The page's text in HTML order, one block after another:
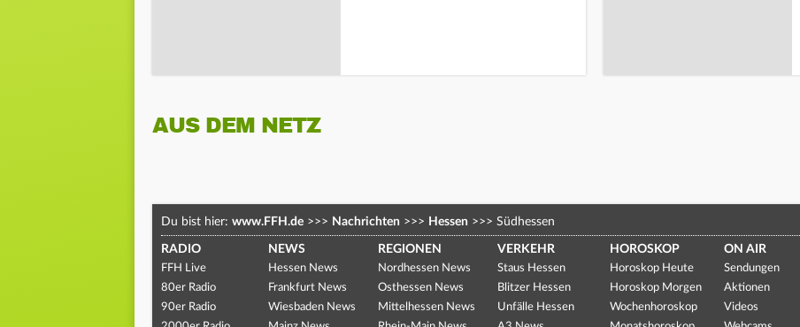
AUS DEM NETZ
Du bist hier: www.FFH.de >>> Nachrichten >>> Hessen >>> Südhessen
RADIO
FFH Live
80er Radio
90er Radio
NEWS
Hessen News
Frankfurt News
Wiesbaden News
REGIONEN
Nordhessen News
Osthessen News
Mittelhessen News
VERKEHR
Staus Hessen
Blitzer Hessen
Unfälle Hessen
HOROSKOP
Horoskop Heute
Horoskop Morgen
Wochenhoroskop
ON AIR
Sendungen
Aktionen
Videos